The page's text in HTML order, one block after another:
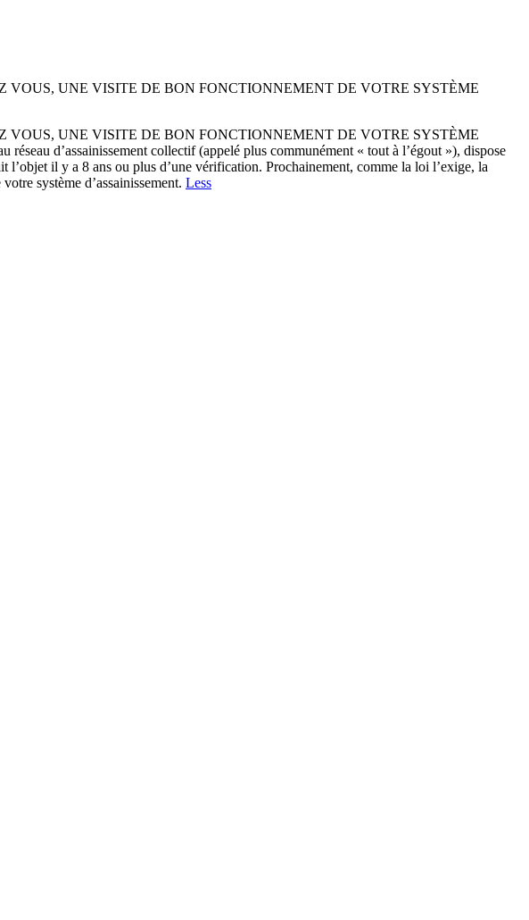
VOUS, UNE VISITE DE BON FONCTIONNEMENT DE VOTRE SYSTÈME
VOUS, UNE VISITE DE BON FONCTIONNEMENT DE VOTRE SYSTÈME
d’assainissement collectif (appelé plus communément « tout à l’égout »), dispose
il y a 8 ans ou plus d’une vérification. Prochainement, comme la loi l’exige, la
système d’assainissement. Less